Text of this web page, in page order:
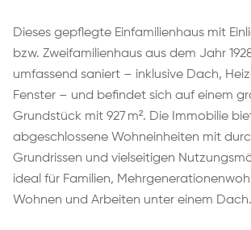
Dieses gepflegte Einfamilienhaus mit
bzw. Zweifamilienhaus aus dem Jahr
umfassend saniert – inklusive Dach,
Fenster – und befindet sich auf einem
Grundstück mit 927 m². Die Immobilie
abgeschlossene Wohneinheiten mit
Grundrissen und vielseitigen
ideal für Familien,
Wohnen und Arbeiten unter einem Dach.